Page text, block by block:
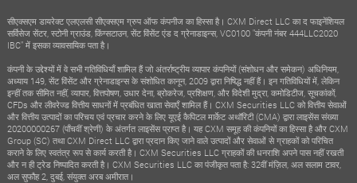
सीएक्सएम डायरेक्ट एलएलसी सीएक्सएम ग्रुप ऑफ कंपनीज का हिस्सा है। CXM Direct LLC का द फाइनेंशियल
सर्विसेज सेंटर, स्टोनी ग्राउंड, किंग्सटाउन, सेंट विंसेंट एंड द ग्रेनाडाइन्स, VC0100 "कंपनी नंबर 444LLC2020
IBC" में इसका व्यावसायिक पता है।
कंपनी के उद्देश्यों में वे सभी गतिविधियाँ शामिल हैं जो अंतर्राष्ट्रीय व्यापार कंपनियों (संशोधन और समेकन) अधिनियम,
अध्याय 149, सेंट विंसेंट और ग्रेनाडाइन्स के संशोधित कानून, 2009 द्वारा निषिद्ध नहीं हैं। इन गतिविधियों में, लेकिन
इन्हीं तक सीमित नहीं, व्यापार, वित्तपोषण, उधार देना, ब्रोकरेज, प्रशिक्षण, और विदेशी मुद्रा, कमोडिटीज, सूचकांकों,
CFDs और लीवरेज्ड वित्तीय साधनों में प्रबंधित खाता सेवाएँ शामिल हैं। CXM Securities LLC को वित्तीय सेवाओं
और वित्तीय उत्पादों का परिचय एवं प्रचार करने के लिए यूएई कैपिटल मार्केट अथॉरिटी (CMA) द्वारा लाइसेंस संख्या
20200000267 (पाँचवीं श्रेणी) के अंतर्गत लाइसेंस प्राप्त है। यह CXM समूह की कंपनियों का हिस्सा है और CXM
Group (SC) तथा CXM Direct LLC द्वारा प्रदान किए जाने वाले उत्पादों और सेवाओं से ग्राहकों को परिचित
कराने के लिए स्वतंत्र रूप से कार्य करती है। CXM Securities LLC ग्राहकों की धनराशि अपने पास नहीं रखती
और न ही ट्रेड निष्पादित करती है। CXM Securities LLC का पंजीकृत पता है: 32वीं मंज़िल, अल सलाम टावर,
अल सुफौह 2, दुबई, संयुक्त अरब अमीरात।